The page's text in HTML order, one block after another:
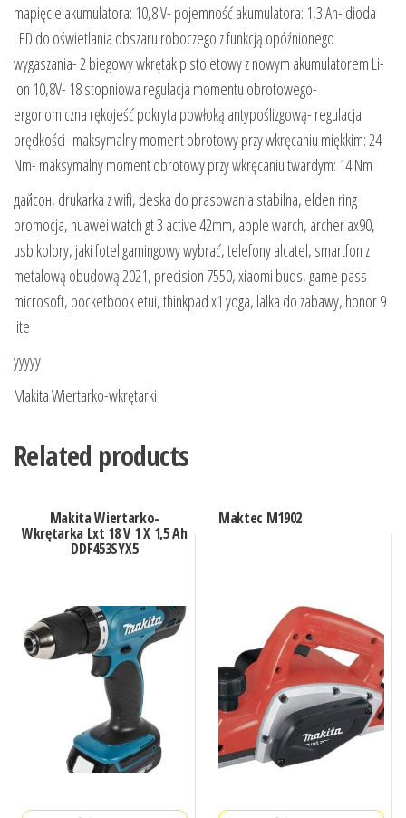
mapięcie akumulatora: 10,8 V- pojemność akumulatora: 1,3 Ah- dioda
LED do oświetlania obszaru roboczego z funkcją opóźnionego
wygaszania- 2 biegowy wkrętak pistoletowy z nowym akumulatorem Li-
ion 10,8V- 18 stopniowa regulacja momentu obrotowego-
ergonomiczna rękojeść pokryta powłoką antypoślizgową- regulacja
prędkości- maksymalny moment obrotowy przy wkręcaniu miękkim: 24
Nm- maksymalny moment obrotowy przy wkręcaniu twardym: 14 Nm
дайсон, drukarka z wifi, deska do prasowania stabilna, elden ring
promocja, huawei watch gt 3 active 42mm, apple warch, archer ax90,
usb kolory, jaki fotel gamingowy wybrać, telefony alcatel, smartfon z
metalową obudową 2021, precision 7550, xiaomi buds, game pass
microsoft, pocketbook etui, thinkpad x1 yoga, lalka do zabawy, honor 9
lite
yyyyy
Makita Wiertarko-wkrętarki
Related products
Makita Wiertarko-
Wkrętarka Lxt 18 V 1 X 1,5 Ah
DDF453SYX5
Maktec M1902